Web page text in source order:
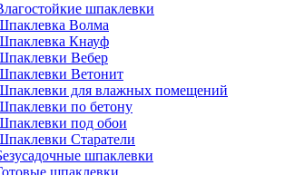
шпаклевки
Волма
Кнауф
Вебер
Ветонит
для влажных помещений
по бетону
под обои
Старатели
шпаклевки
шпаклевки